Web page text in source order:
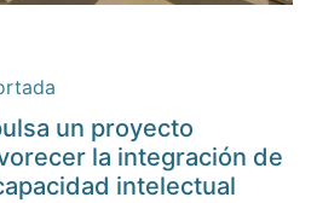
un proyecto
la integración de
intelectual